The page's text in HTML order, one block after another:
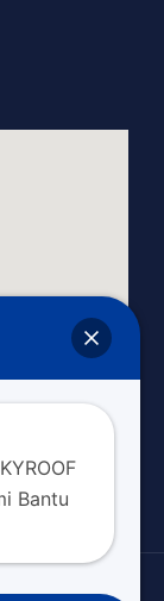
Bantu